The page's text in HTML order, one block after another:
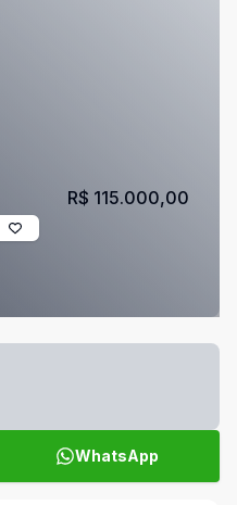
R$ 115.000,00
WhatsApp